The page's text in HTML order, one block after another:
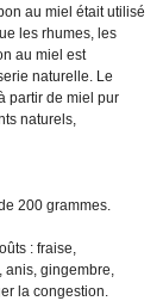
au miel était utilisé
les rhumes, les
au miel est
naturelle. Le
partir de miel pur
naturels,
200 grammes.
: fraise,
gingembre,
la congestion.